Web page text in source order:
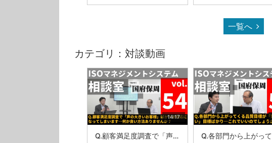
一覧へ
カテゴリ：対談動画
14:17
Q.顧客満足度調査で「声の大きいお客様」ばかりの対応になってしまいます…何か良い方法ありませんか？（ISOマネジメントシステム相談室・第54回）